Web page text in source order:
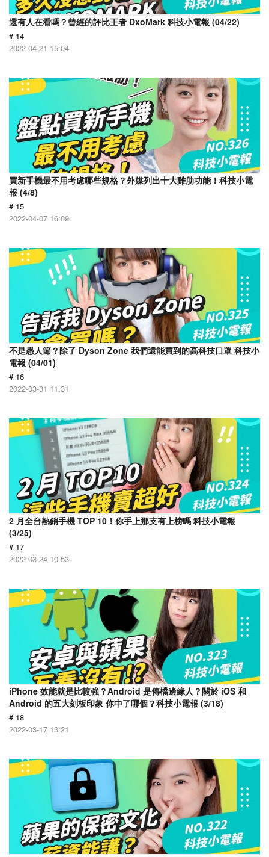
還有人在看嗎？曾經的評比王者 DxoMark 科技小電報 (04/22)
# 14
2022-04-21 15:04
買新手機最不用考慮哪些規格？外媒列出十大雞肋功能！科技小電
報 (4/8)
# 15
2022-04-07 16:09
不是愚人節？除了 Dyson Zone 我們還能買到的高科技口罩 科技小
電報 (04/01)
# 16
2022-03-31 11:31
2 月全台熱銷手機 TOP 10！你手上那支有上榜嗎 科技小電報
(3/25)
# 17
2022-03-24 10:53
iPhone 效能就是比較強？Android 是傳檔邊緣人？關於 iOS 和
Android 的五大刻板印象 你中了哪個？科技小電報 (3/18)
# 18
2022-03-17 13:21